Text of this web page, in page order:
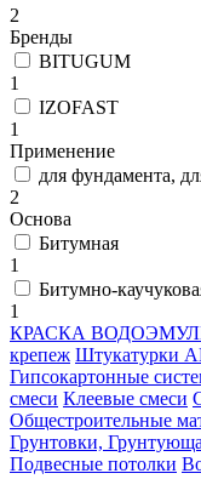
2
Бренды
BITUGUM
1
IZOFAST
1
Применение
для фундамента,
2
Основа
Битумная
1
Битумно-
1
КРАСКА
крепеж Штукатурки
Гипсокартонные
смеси Клеевые смеси
Общестроительные
Грунтовки,
Подвесные потолки